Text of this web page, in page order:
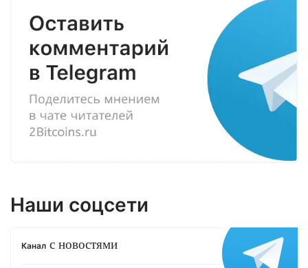
Наши соцсети
Канал с новостями